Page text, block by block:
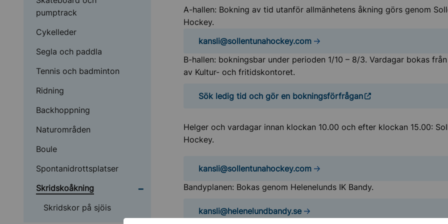
pumptrack
Cykelleder
Segla och paddla
Tennis och badminton
Ridning
Backhoppning
Naturområden
Boule
Spontanidrottsplatser
Skridskoåkning
Undermeny för Skridskoåkning
Skridskor på sjöis
A-hallen: Bokning av tid utanför allmänhetens åkning görs genom
Hockey.
kansli@sollentunahockey.com
B-hallen: bokningsbar under perioden 1/10 – 8/3. Vardagar bokas
av Kultur- och fritidskontoret.
Sök ledig tid och gör en bokningsförfrågan
Helger och vardagar innan klockan 10.00 och efter klockan 15.00:
Hockey.
kansli@sollentunahockey.com
Bandyplanen: Bokas genom Helenelunds IK Bandy.
kansli@helenelundbandy.se